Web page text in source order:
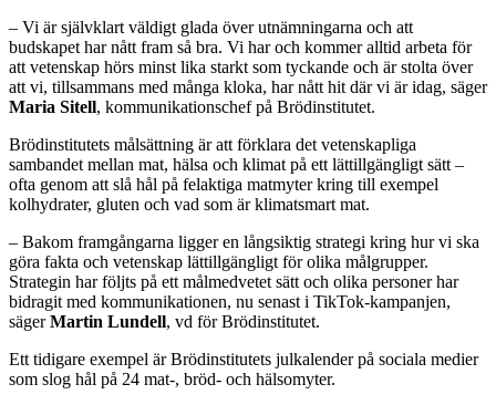
– Vi är självklart väldigt glada över utnämningarna och att
budskapet har nått fram så bra. Vi har och kommer alltid arbeta för
att vetenskap hörs minst lika starkt som tyckande och är stolta över
att vi, tillsammans med många kloka, har nått hit där vi är idag, säger
Maria Sitell, kommunikationschef på Brödinstitutet.
Brödinstitutets målsättning är att förklara det vetenskapliga
sambandet mellan mat, hälsa och klimat på ett lättillgängligt sätt –
ofta genom att slå hål på felaktiga matmyter kring till exempel
kolhydrater, gluten och vad som är klimatsmart mat.
– Bakom framgångarna ligger en långsiktig strategi kring hur vi ska
göra fakta och vetenskap lättillgängligt för olika målgrupper.
Strategin har följts på ett målmedvetet sätt och olika personer har
bidragit med kommunikationen, nu senast i TikTok-kampanjen,
sägerMartin Lundell, vd för Brödinstitutet.
Ett tidigare exempel är Brödinstitutets julkalender på sociala medier
som slog hål på 24 mat-, bröd- och hälsomyter.